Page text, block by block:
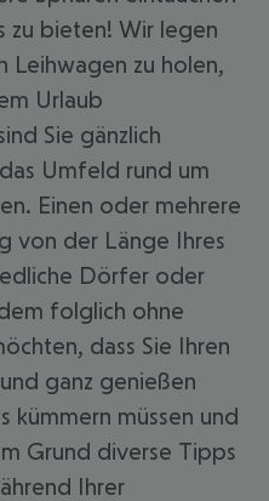
zu bieten! Wir legen
Leihwagen zu holen,
Urlaub
Sie gänzlich
Umfeld rund um
Einen oder mehrere
von der Länge Ihres
Dörfer oder
folglich ohne
dass Sie Ihren
ganz genießen
kümmern müssen und
Grund diverse Tipps
Ihrer